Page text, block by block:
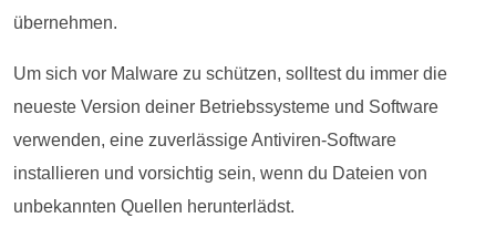
übernehmen.
Um sich vor Malware zu schützen, solltest du immer die
neueste Version deiner Betriebssysteme und Software
verwenden, eine zuverlässige Antiviren-Software
installieren und vorsichtig sein, wenn du Dateien von
unbekannten Quellen herunterlädst.